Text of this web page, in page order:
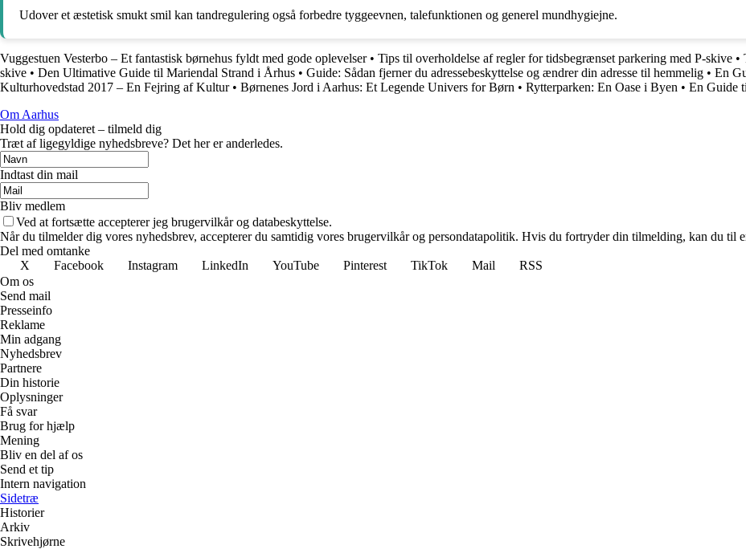
Udover et æstetisk smukt smil kan tandregulering også forbedre tyggeevnen, talefunktionen og generel mundhygiejne.
Vuggestuen Vesterbo – Et fantastisk børnehus fyldt med gode oplevelser• Tips til overholdelse af regler for tidsbegrænset parkering med P-skive •
skive • Den Ultimative Guide til Mariendal Strand i Århus • Guide: Sådan fjerner du adressebeskyttelse og ændrer din adresse til hemmelig • En
Kulturhovedstad 2017 – En Fejring af Kultur• Børnenes Jord i Aarhus: Et Legende Univers for Børn • Rytterparken: En Oase i Byen • En Guide
Om Aarhus
Hold dig opdateret – tilmeld dig
Træt af ligegyldige nyhedsbreve? Det her er anderledes.
Indtast din mail
Bliv medlem
Ved at fortsætte accepterer jeg brugervilkår og databeskyttelse.
Når du tilmelder dig vores nyhedsbrev, accepterer du samtidig vores brugervilkår og persondatapolitik. Hvis du fortryder din tilmelding, kan du til
Del med omtanke
X
Facebook Instagram LinkedIn YouTube Pinterest TikTok Mail
RSS
Om os
Send mail
Presseinfo
Reklame
Min adgang
Nyhedsbrev
Partnere
Din historie
Oplysninger
Få svar
Brug for hjælp
Mening
Bliv en del af os
Send et tip
Intern navigation
Sidetræ
Historier
Arkiv
Skrivehjørne